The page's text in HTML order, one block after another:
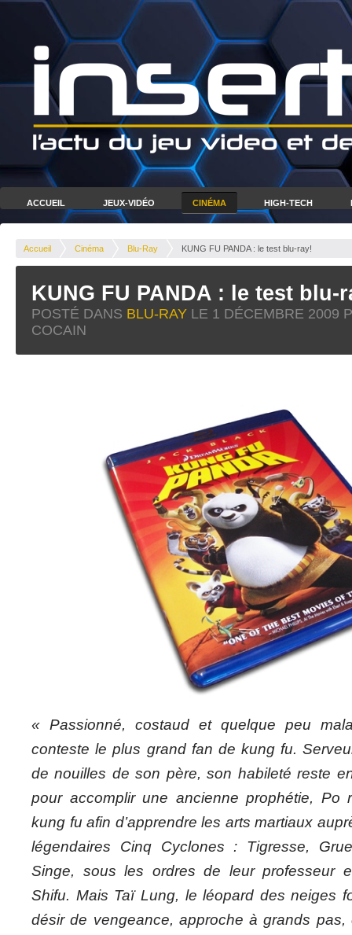
ACCUEIL JEUX-VIDÉO CINÉMA HIGH-TECH
Accueil Cinéma Blu-Ray KUNG FU PANDA : le test blu-ray!
KUNG FU PANDA : le test blu-
POSTÉ DANS BLU-RAY LE 1 DÉCEMBRE 2009
COCAIN
« Passionné, costaud et quelque peu
conteste le plus grand fan de kung fu.
de nouilles de son père, son habileté reste
pour accomplir une ancienne prophétie, Po
kung fu afin d’apprendre les arts martiaux
légendaires Cinq Cyclones : Tigresse,
Singe, sous les ordres de leur professeur
Shifu. Mais Taï Lung, le léopard des neiges
désir de vengeance, approche à grands pas,